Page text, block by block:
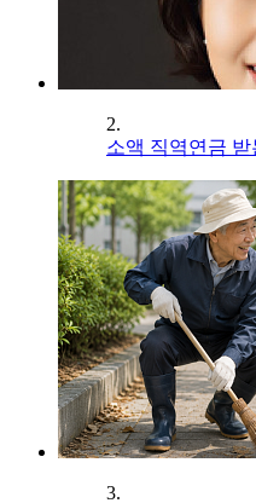
2.
소액 직역연금
3.